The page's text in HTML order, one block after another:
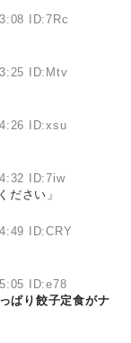
ID:7Rc
ID:Mtv
ID:xsu
ID:7iw
ださい」
ID:CRY
ID:e78
ぱり餃子定食がナ